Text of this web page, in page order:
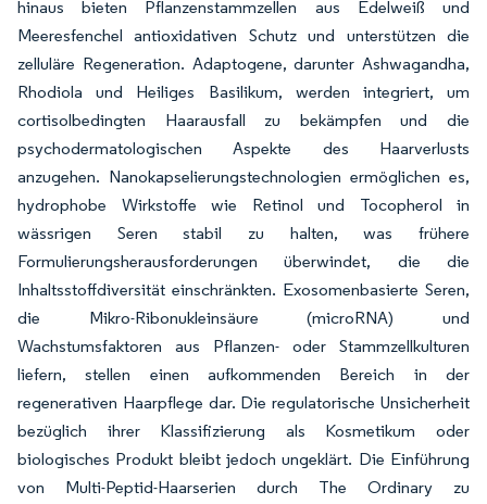
hinaus bieten Pflanzenstammzellen aus Edelweiß und
Meeresfenchel antioxidativen Schutz und unterstützen die
zelluläre Regeneration. Adaptogene, darunter Ashwagandha,
Rhodiola und Heiliges Basilikum, werden integriert, um
cortisolbedingten Haarausfall zu bekämpfen und die
psychodermatologischen Aspekte des Haarverlusts
anzugehen. Nanokapselierungstechnologien ermöglichen es,
hydrophobe Wirkstoffe wie Retinol und Tocopherol in
wässrigen Seren stabil zu halten, was frühere
Formulierungsherausforderungen überwindet, die die
Inhaltsstoffdiversität einschränkten. Exosomenbasierte Seren,
die Mikro-Ribonukleinsäure (microRNA) und
Wachstumsfaktoren aus Pflanzen- oder Stammzellkulturen
liefern, stellen einen aufkommenden Bereich in der
regenerativen Haarpflege dar. Die regulatorische Unsicherheit
bezüglich ihrer Klassifizierung als Kosmetikum oder
biologisches Produkt bleibt jedoch ungeklärt. Die Einführung
von Multi-Peptid-Haarserien durch The Ordinary zu